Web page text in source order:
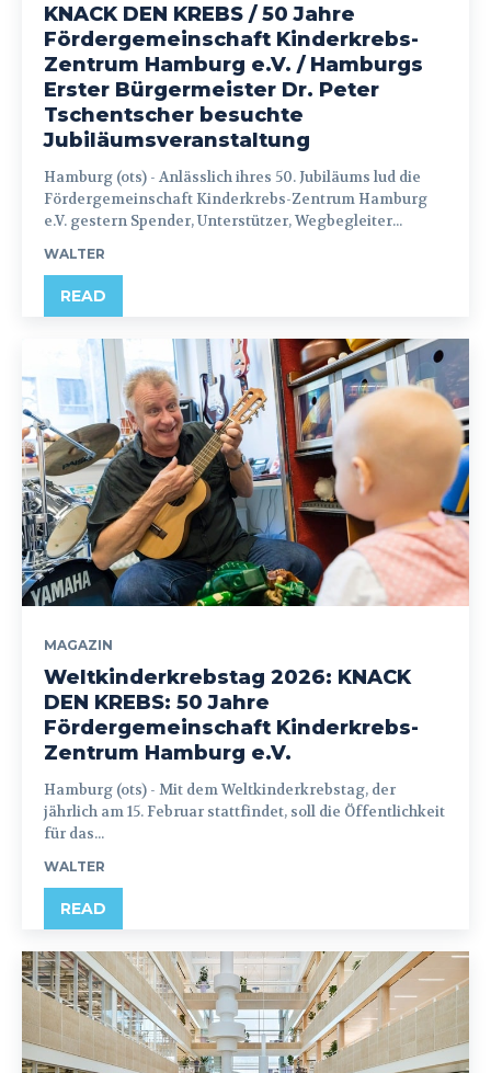
KNACK DEN KREBS / 50 Jahre
Fördergemeinschaft Kinderkrebs-
Zentrum Hamburg e.V. / Hamburgs
Erster Bürgermeister Dr. Peter
Tschentscher besuchte
Jubiläumsveranstaltung
Hamburg (ots) - Anlässlich ihres 50. Jubiläums lud die
Fördergemeinschaft Kinderkrebs-Zentrum Hamburg
e.V. gestern Spender, Unterstützer, Wegbegleiter...
WALTER
READ
MAGAZIN
Weltkinderkrebstag 2026: KNACK
DEN KREBS: 50 Jahre
Fördergemeinschaft Kinderkrebs-
Zentrum Hamburg e.V.
Hamburg (ots) - Mit dem Weltkinderkrebstag, der
jährlich am 15. Februar stattfindet, soll die Öffentlichkeit
für das...
WALTER
READ